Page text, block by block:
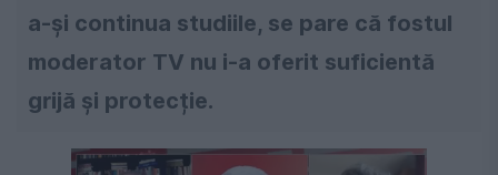
a-și continua studiile, se pare că fostul
moderator TV nu i-a oferit suficientă
grijă și protecție.